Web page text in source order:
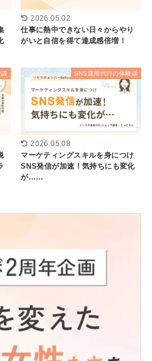
2026.05.02
仕事に熱中できない日々からやり
がいと自信を得て達成感倍増！
SNS運用代行の体験談
2026.05.08
マーケティングスキルを身につけ
SNS発信が加速！気持ちにも変化
が……